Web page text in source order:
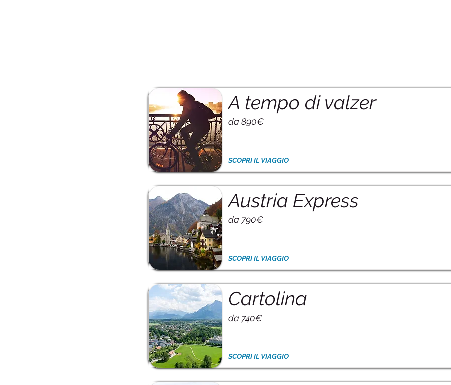
A tempo di valzer
da 890€
SCOPRI IL VIAGGIO
Austria Express
da 790€
SCOPRI IL VIAGGIO
Cartolina
da 740€
SCOPRI IL VIAGGIO